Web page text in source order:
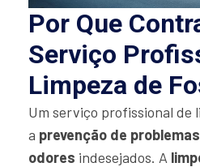
Por Que
Serviço
Limpeza de
Um serviço profissional de
a prevenção de problemas
odores indesejados. A